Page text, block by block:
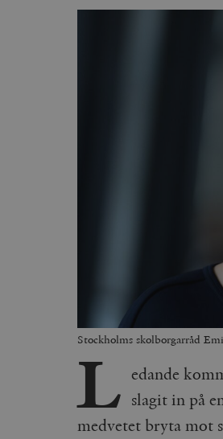
Stockholms skolborgarråd
L edande
slagit in på
medvetet bryta mot